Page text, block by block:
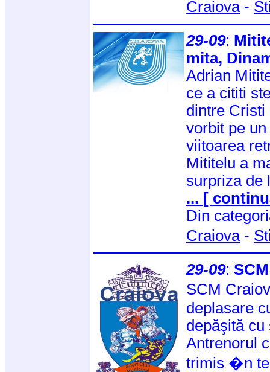
Craiova-
29-09:
mita,
Adrian
ce a cititi
dintre Cristi
vorbit pe
viitoarea
Mititelu a
surpriza de
... [
Din
Craiova-
29-09:
SCM
deplasare
depăşită
Antrenorul
trimis �n